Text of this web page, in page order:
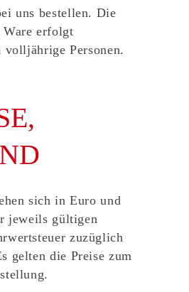
uns bestellen. Die
erfolgt
volljährige Personen.
sich in Euro und
jeweils gültigen
zuzüglich
gelten die Preise zum